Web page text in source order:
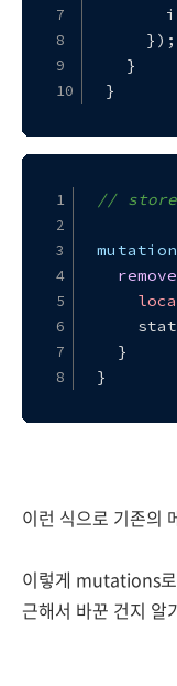
    });
  }
}
//
  }
}
이런 식으로 기존의
이렇게 mutations
근해서 바꾼 건지 알